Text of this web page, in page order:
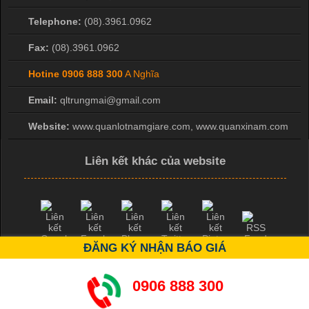
dụng rộng rãi trong sản xuất áo thun, đồ thể thao
Telephone: (08).3961.0962
Fax: (08).3961.0962
Hotine 0906 888 300A Nghĩa
Email: qltrungmai@gmail.com
Website: www.quanlotnamgiare.com, www.quanxinam.com
Liên kết khác của website
Copyright ©2026 bởi Mr Hiệp 0976.137.019
ĐĂNG KÝ NHẬN BÁO GIÁ
0906 888 300